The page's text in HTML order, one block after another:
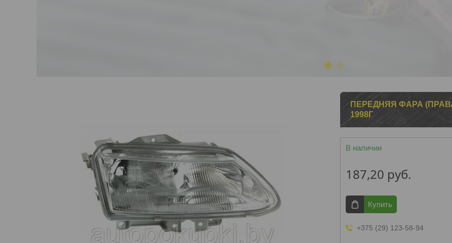
ПЕРЕДНЯЯ ФАРА
1998Г
В наличии
187,20 руб.
Купить
+375 (29) 123-58-94